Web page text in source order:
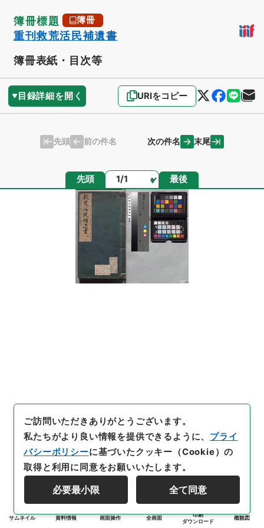
簿冊標題 簿冊
重刊救荒活民補遺書
簿冊表紙・目次等
目録詳細を開く URIをコピー
先頭 前の件名 次の件名 末尾
先頭 ページ 最後
サムネイル 資料情報 画面操作 全画面
印刷
ダウンロード
概観図
ご訪問いただきありがとうございます。
私たちがより良い情報を提供できるように、 プライ
バシーポリシーに基づいたクッキー（Cookie）の
取得と利用に同意をお願いいたします。
必要最小限 全て同意